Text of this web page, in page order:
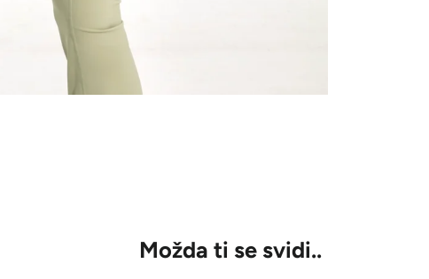
Možda ti se svidi..